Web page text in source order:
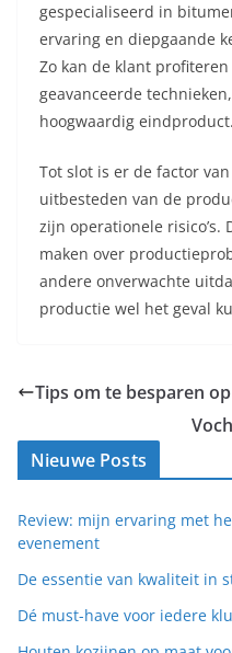
gespecialiseerd in
ervaring en diepgaande
Zo kan de klant
geavanceerde
hoogwaardig eindproduct.
Tot slot is er de factor van
uitbesteden van de
zijn operationele risico’s.
maken over
andere onverwachte
productie wel het geval
Tips om te besparen
Nieuwe Posts
Review: mijn ervaring met
evenement
De essentie van kwaliteit in
Dé must-have voor iedere